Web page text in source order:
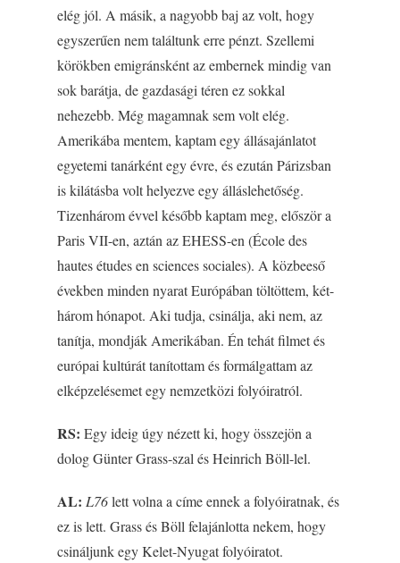
elég jól. A másik, a nagyobb baj az volt, hogy
egyszerűen nem találtunk erre pénzt. Szellemi
körökben emigránsként az embernek mindig van
sok barátja, de gazdasági téren ez sokkal
nehezebb. Még magamnak sem volt elég.
Amerikába mentem, kaptam egy állásajánlatot
egyetemi tanárként egy évre, és ezután Párizsban
is kilátásba volt helyezve egy álláslehetőség.
Tizenhárom évvel később kaptam meg, először a
Paris VII-en, aztán az EHESS-en (École des
hautes études en sciences sociales). A közbeeső
években minden nyarat Európában töltöttem, két-
három hónapot. Aki tudja, csinálja, aki nem, az
tanítja, mondják Amerikában. Én tehát filmet és
európai kultúrát tanítottam és formálgattam az
elképzelésemet egy nemzetközi folyóiratról.
RS: Egy ideig úgy nézett ki, hogy összejön a
dolog Günter Grass-szal és Heinrich Böll-lel.
AL: L76lett volna a címe ennek a folyóiratnak, és
ez is lett. Grass és Böll felajánlotta nekem, hogy
csináljunk egy Kelet-Nyugat folyóiratot.